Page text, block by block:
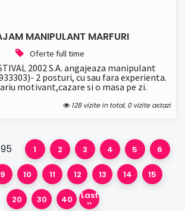
MANIPULANT MARFURI
Oferte full time
2002 S.A. angajeaza manipulant
2 posturi, cu sau fara experienta.
motivant,cazare si o masa pe zi.
128 vizite in total, 0 vizite astazi
1 2 3 4 5 6
9 10 11 12 13 14 15
20 30 40 Last
››